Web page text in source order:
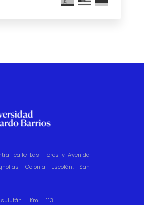
calle Las Flores y Avenida
Colonia Escolán. San
Km. 113